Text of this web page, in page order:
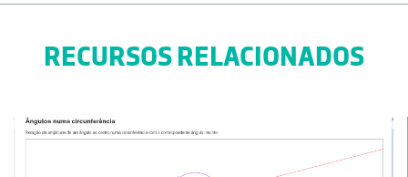
RECURSOS RELACIONADOS